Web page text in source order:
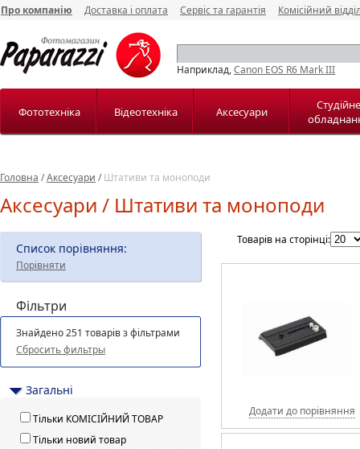
Про компанію Доставка і оплата Сервіс та гарантія Комісійний
Наприклад,Canon EOS R6 Mark III
Фототехніка Відеотехніка Аксесуари
Студійне
Головна /Аксесуари /Штативи та моноподи
Аксесуари / Штативи та моноподи
Список порівняння:
Порівняти
Фільтри
Знайдено 251 товарів з фільтрами
Сбросить фильтры
Загальні
Тільки КОМІСІЙНИЙ ТОВАР
Тільки новий товар
Товарів на сторінці:
Додати до порівняння